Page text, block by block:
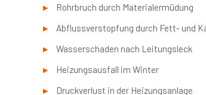
Rohrbruch durch Materialermüdung
Abflussverstopfung durch Fett- und
Wasserschaden nach Leitungsleck
Heizungsausfall im Winter
Druckverlust in der Heizungsanlage